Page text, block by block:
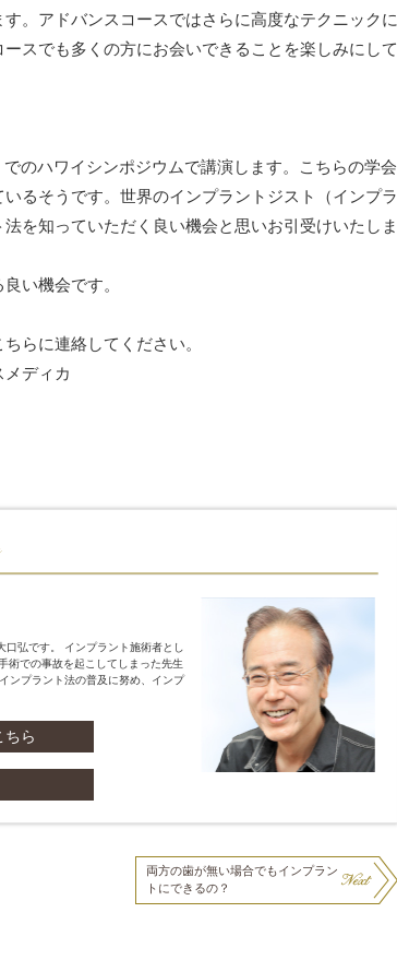
。アドバンスコースではさらに高度なテクニックに
スでも多くの方にお会いできることを楽しみにして
のハワイシンポジウムで講演します。こちらの学会
るそうです。世界のインプラントジスト（インプラ
を知っていただく良い機会と思いお引受けいたしま
い機会です。
らに連絡してください。
ディカ
弘です。 インプラント施術者とし
術での事故を起こしてしまった先生
ンプラント法の普及に努め、インプ
ちら
両方の歯が無い場合でもインプラン
トにできるの？